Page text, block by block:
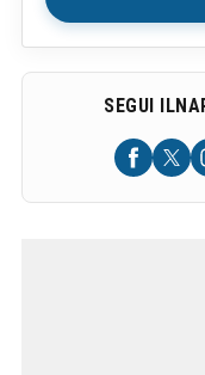
SEGUI